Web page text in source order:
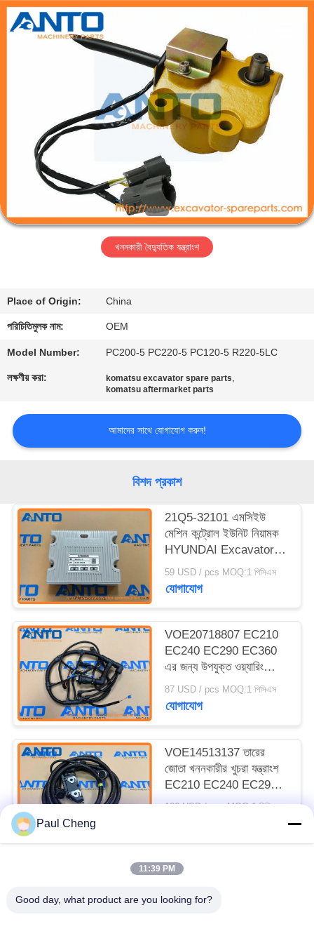
আমাদের
সম্পর্কে
কারখানা
মান
নিয়ন্ত্রণ
ব্লগ
সাইট
ম্যাপ
নীতি
Guangzhou
Machinery
Parts
খননকারী বৈদ্যুতিক যন্ত্রাংশ
Place of Origin: China
পরিচিতিমুলক নাম: OEM
Model Number: PC200-5 PC220-5 PC120-5 R220-5LC
লক্ষণীয় করা: komatsu excavator spare parts,
komatsu aftermarket parts
আমাদের সাথে যোগাযোগ করুন!
বিশদ প্রকাশ
21Q5-32101 এমসিইউ
মেশিন কন্ট্রোল ইউনিট নিয়ামক
HYUNDAI Excavator
Spare Parts For
R160LC9 R180LC9
59 USD / pcs MOQ:1 পিসিএস
যোগাযোগ
VOE20718807 EC210
EC240 EC290 EC360
এর জন্য উপযুক্ত ওয়্যারিং
হারনেস এক্সক্যাভেটর খুচরা
যন্ত্রাংশ
87 USD / pcs MOQ:1 পিসিএস
যোগাযোগ
VOE14513137 তারের
জোতা খননকারীর খুচরা যন্ত্রাংশ
EC210 EC240 EC290
EC360 EC460 এর জন্য
126 USD / pcs MOQ:1 পিসিএস
Paul Cheng
11:39 PM
Good day, what product are you looking for?